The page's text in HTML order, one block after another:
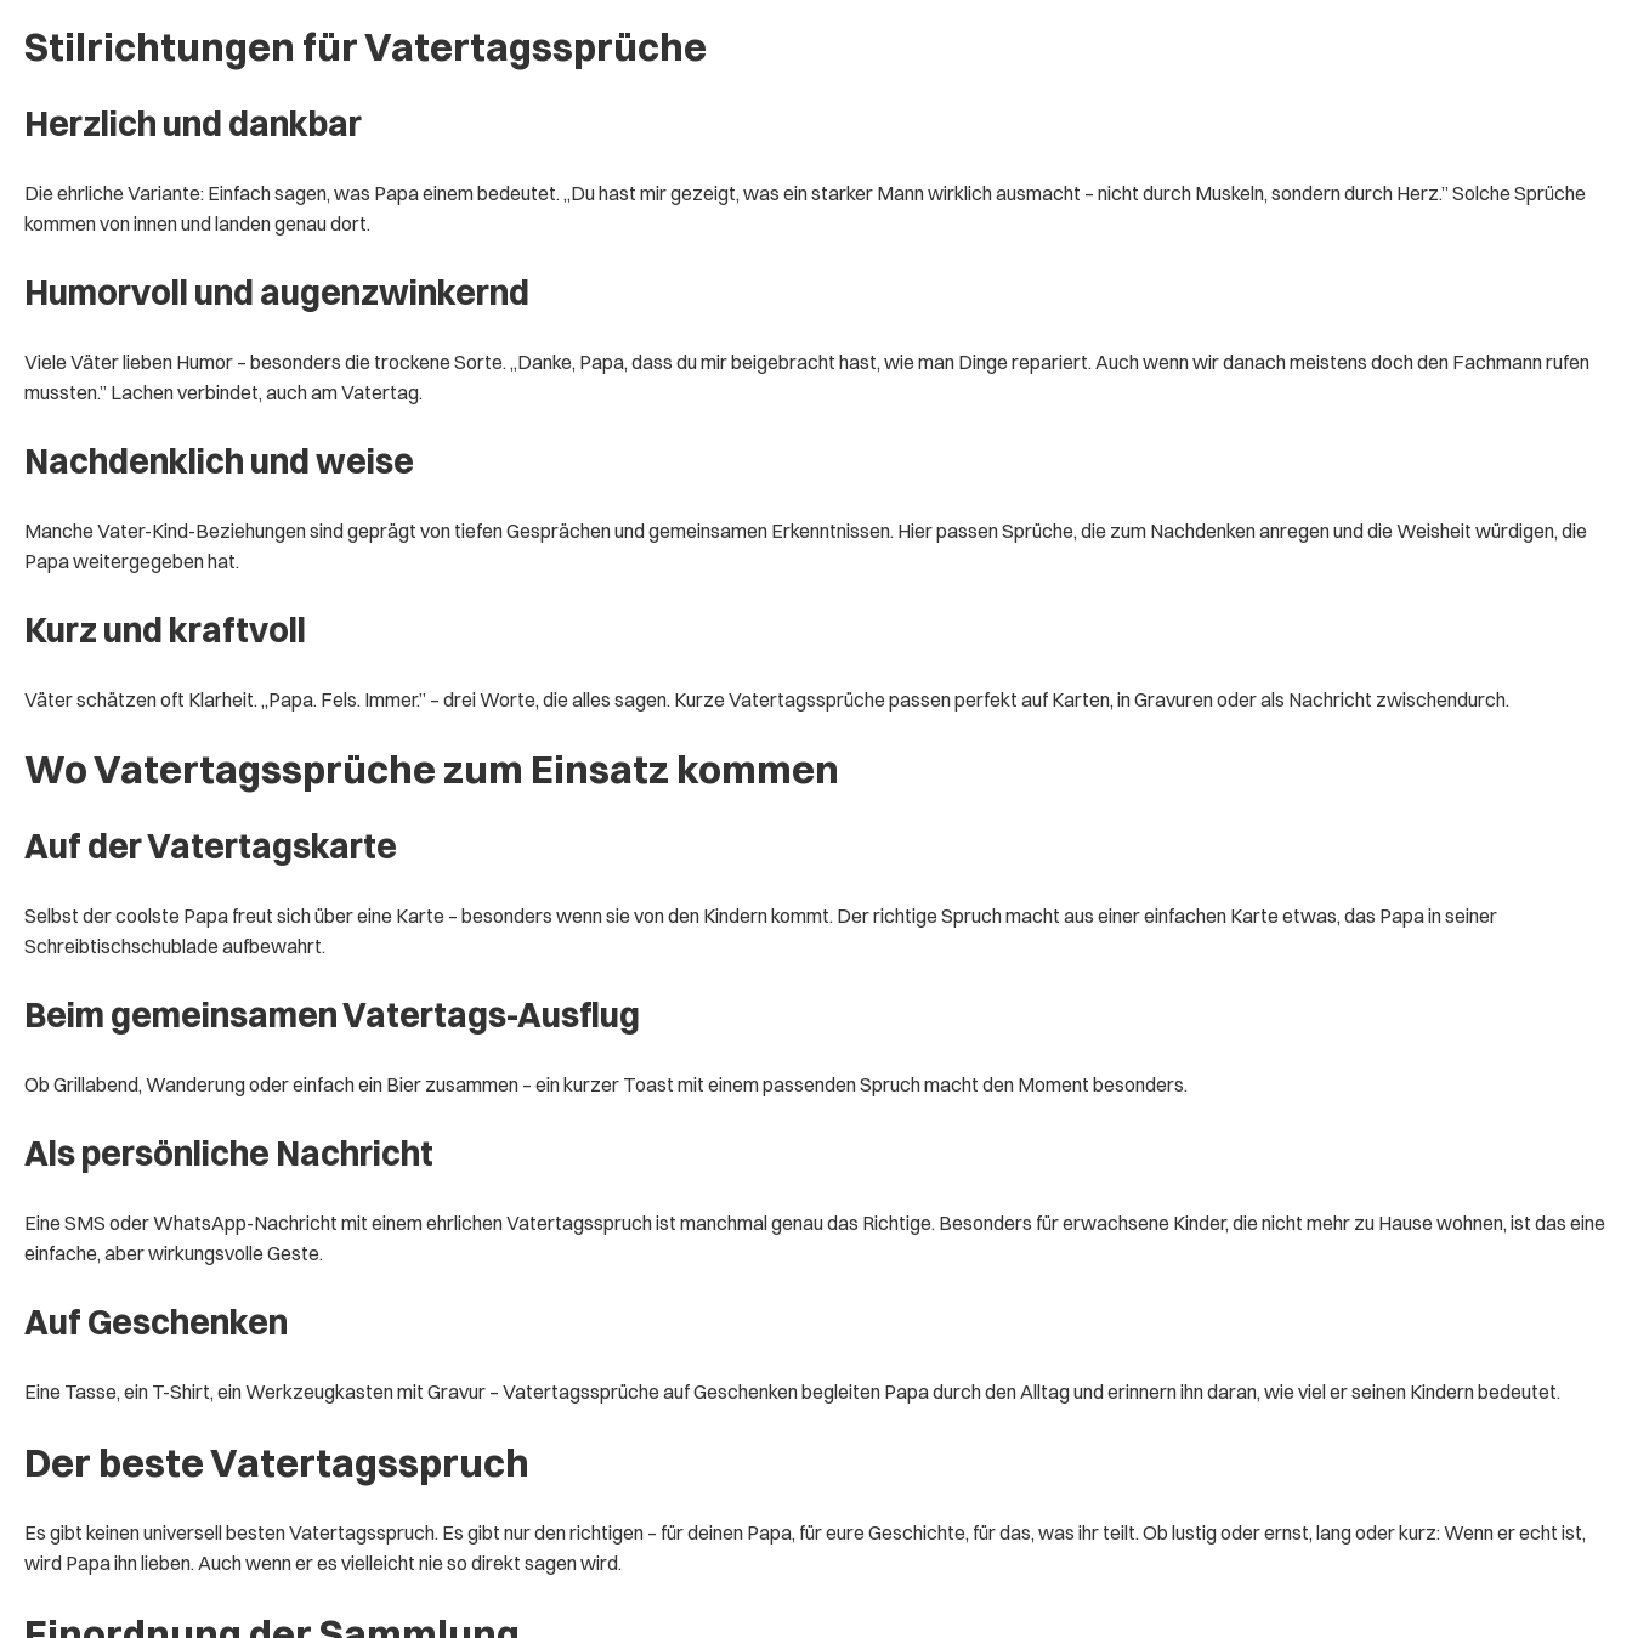
Stilrichtungen für Vatertagssprüche
Herzlich und dankbar
Die ehrliche Variante: Einfach sagen, was Papa einem bedeutet. „Du hast mir gezeigt, was ein starker Mann wirklich ausmacht – nicht durch Muskeln, sondern durch Herz.” Solche Sprüche
kommen von innen und landen genau dort.
Humorvoll und augenzwinkernd
Viele Väter lieben Humor – besonders die trockene Sorte. „Danke, Papa, dass du mir beigebracht hast, wie man Dinge repariert. Auch wenn wir danach meistens doch den Fachmann rufen
mussten.” Lachen verbindet, auch am Vatertag.
Nachdenklich und weise
Manche Vater-Kind-Beziehungen sind geprägt von tiefen Gesprächen und gemeinsamen Erkenntnissen. Hier passen Sprüche, die zum Nachdenken anregen und die Weisheit würdigen, die
Papa weitergegeben hat.
Kurz und kraftvoll
Väter schätzen oft Klarheit. „Papa. Fels. Immer.” – drei Worte, die alles sagen. Kurze Vatertagssprüche passen perfekt auf Karten, in Gravuren oder als Nachricht zwischendurch.
Wo Vatertagssprüche zum Einsatz kommen
Auf der Vatertagskarte
Selbst der coolste Papa freut sich über eine Karte – besonders wenn sie von den Kindern kommt. Der richtige Spruch macht aus einer einfachen Karte etwas, das Papa in seiner
Schreibtischschublade aufbewahrt.
Beim gemeinsamen Vatertags-Ausflug
Ob Grillabend, Wanderung oder einfach ein Bier zusammen – ein kurzer Toast mit einem passenden Spruch macht den Moment besonders.
Als persönliche Nachricht
Eine SMS oder WhatsApp-Nachricht mit einem ehrlichen Vatertagsspruch ist manchmal genau das Richtige. Besonders für erwachsene Kinder, die nicht mehr zu Hause wohnen, ist das eine
einfache, aber wirkungsvolle Geste.
Auf Geschenken
Eine Tasse, ein T-Shirt, ein Werkzeugkasten mit Gravur – Vatertagssprüche auf Geschenken begleiten Papa durch den Alltag und erinnern ihn daran, wie viel er seinen Kindern bedeutet.
Der beste Vatertagsspruch
Es gibt keinen universell besten Vatertagsspruch. Es gibt nur den richtigen – für deinen Papa, für eure Geschichte, für das, was ihr teilt. Ob lustig oder ernst, lang oder kurz: Wenn er echt ist,
wird Papa ihn lieben. Auch wenn er es vielleicht nie so direkt sagen wird.